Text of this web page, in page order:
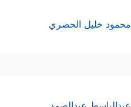
محمود خليل الحصري